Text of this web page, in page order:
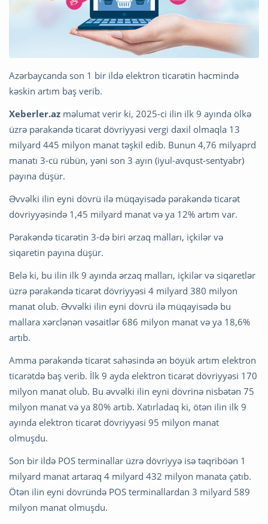
Azərbaycanda son 1 bir ildə elektron ticarətin həcmində
kəskin artım baş verib.
Xeberler.az məlumat verir ki, 2025-ci ilin ilk 9 ayında ölkə
üzrə pərakəndə ticarət dövriyyəsi vergi daxil olmaqla 13
milyard 445 milyon manat təşkil edib. Bunun 4,76 milyaprd
manatı 3-cü rübün, yəni son 3 ayın (iyul-avqust-sentyabr)
payına düşür.
Əvvəlki ilin eyni dövrü ilə müqayisədə pərakəndə ticarət
dövriyyəsində 1,45 milyard manat və ya 12% artım var.
Pərakəndə ticarətin 3-də biri ərzaq malları, içkilər və
siqaretin payına düşür.
Belə ki, bu ilin ilk 9 ayında ərzaq malları, içkilər və siqaretlər
üzrə pərakəndə ticarət dövriyyəsi 4 milyard 380 milyon
manat olub. Əvvəlki ilin eyni dövrü ilə müqayisədə bu
mallara xərclənən vəsaitlər 686 milyon manat və ya 18,6%
artıb.
Amma pərakəndə ticarət sahəsində ən böyük artım elektron
ticarətdə baş verib. İlk 9 ayda elektron ticarət dövriyyəsi 170
milyon manat olub. Bu əvvəlki ilin eyni dövrinə nisbətən 75
milyon manat və ya 80% artıb. Xatırladaq ki, ötən ilin ilk 9
ayında elektron ticarət dövriyyəsi 95 milyon manat
olmuşdu.
Son bir ildə POS terminallar üzrə dövriyyə isə təqriböən 1
milyard manat artaraq 4 milyard 432 milyon manata çatıb.
Ötən ilin eyni dövründə POS terminallardan 3 milyard 589
milyon manat olmuşdu.